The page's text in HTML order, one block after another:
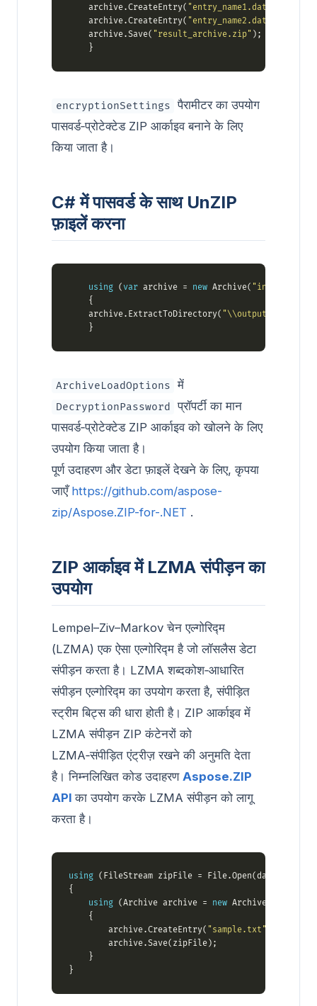
    archive.CreateEntry(
"entry_name1.dat"
    archive.CreateEntry(
"entry_name2.dat"
    archive.Save(
"result_archive.zip"
encryptionSettings पैरामीटर का उपयोग
पासवर्ड‑प्रोटेक्टेड ZIP आर्काइव बनाने के लिए
किया जाता है।
C# में पासवर्ड के साथ UnZIP
फ़ाइलें करना
using (var archive = new Archive(
    archive.ExtractToDirectory(
"\\outputDirectory"
ArchiveLoadOptions में
DecryptionPassword
प्रॉपर्टी का मान
पासवर्ड‑प्रोटेक्टेड ZIP आर्काइव को खोलने के लिए
उपयोग किया जाता है।
पूर्ण उदाहरण और डेटा फ़ाइलें देखने के लिए, कृपया
जाएँ https://github.com/aspose-
zip/Aspose.ZIP-for-.NET .
ZIP आर्काइव में LZMA संपीड़न का
उपयोग
Lempel–Ziv–Markov चेन एल्गोरिद्म
(LZMA) एक ऐसा एल्गोरिद्म है जो लॉसलैस डेटा
संपीड़न करता है। LZMA शब्दकोश‑आधारित
संपीड़न एल्गोरिद्म का उपयोग करता है, संपीड़ित
स्ट्रीम बिट्स की धारा होती है। ZIP आर्काइव में
LZMA संपीड़न ZIP कंटेनरों को
LZMA‑संपीड़ित एंट्रीज़ रखने की अनुमति देता
है। निम्नलिखित कोड उदाहरण Aspose.ZIP
API का उपयोग करके LZMA संपीड़न को लागू
करता है।
using (FileStream zipFile = File.Open(dataDir +
using (Archive archive = new Archive(
        archive.CreateEntry(
"sample.txt"